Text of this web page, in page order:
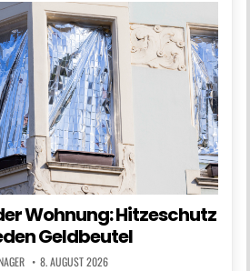
Wohnung: Hitzeschutz
Geldbeutel
8. AUGUST 2026